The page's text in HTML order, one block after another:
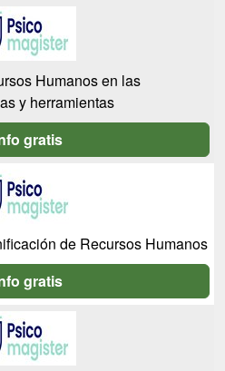
Humanos en las
y herramientas
gratis
de Recursos Humanos
gratis